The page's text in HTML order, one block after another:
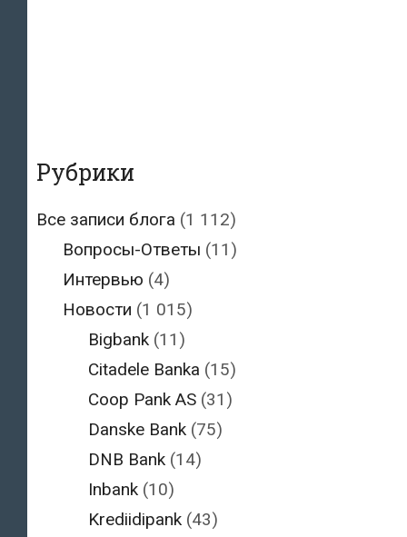
Рубрики
Все записи блога (1 112)
Вопросы-Ответы (11)
Интервью (4)
Новости (1 015)
Bigbank (11)
Citadele Banka (15)
Coop Pank AS (31)
Danske Bank (75)
DNB Bank (14)
Inbank (10)
Krediidipank (43)